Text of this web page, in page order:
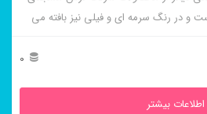
و در رنگ سرمه ای و فیلی نیز بافته می
0
اطلاعات بیشتر